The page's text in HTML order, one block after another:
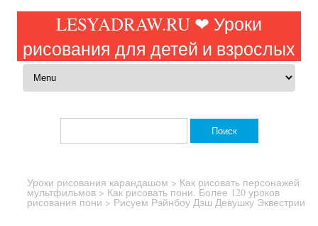
LESYADRAW.RU ❤ Уроки
рисования для детей и взрослых
Перейти к содержимому
Уроки рисования карандашом > Как рисовать персонажей
мультфильмов > Как рисовать пони. Более 120 уроков
рисования пони > Рисуем Рэйнбоу Дэш Девушку Эквестрии